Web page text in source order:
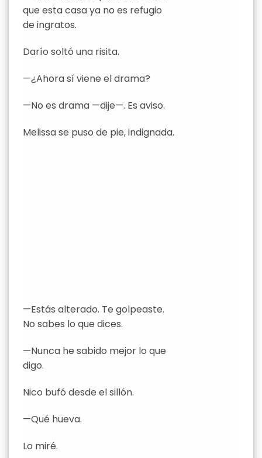
que esta casa ya no es refugio
de ingratos.
Darío soltó una risita.
—¿Ahora sí viene el drama?
—No es drama —dije—. Es aviso.
Melissa se puso de pie, indignada.
—Estás alterado. Te golpeaste.
No sabes lo que dices.
—Nunca he sabido mejor lo que
digo.
Nico bufó desde el sillón.
—Qué hueva.
Lo miré.